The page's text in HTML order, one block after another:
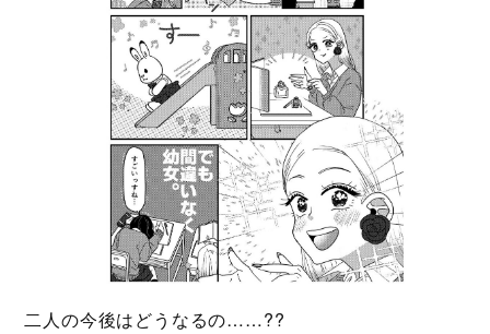
二人の今後はどうなるの……??